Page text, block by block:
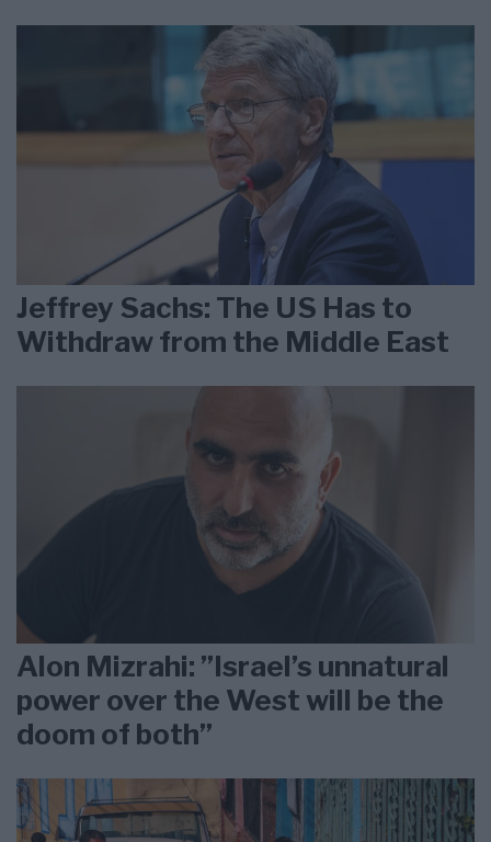
Jeffrey Sachs: The US Has to
Withdraw from the Middle East
Alon Mizrahi: ”Israel’s unnatural
power over the West will be the
doom of both”